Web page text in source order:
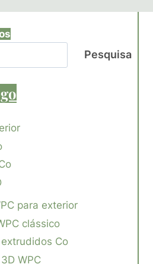
Pesquisa
para exterior
clássico
Co
WPC